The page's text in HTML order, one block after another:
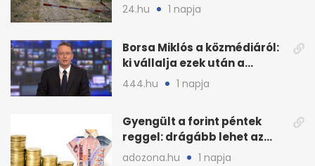
áram Magyarországon
24.hu 1 napja
Borsa Miklós a közmédiáról:
ki vállalja ezek után a
munkát?
444.hu 1 napja
Gyengült a forint péntek
reggel: drágább lehet az
euró és a dollár
adozona.hu 1 napja